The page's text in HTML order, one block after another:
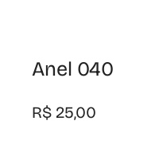
Anel 040
R$25,00